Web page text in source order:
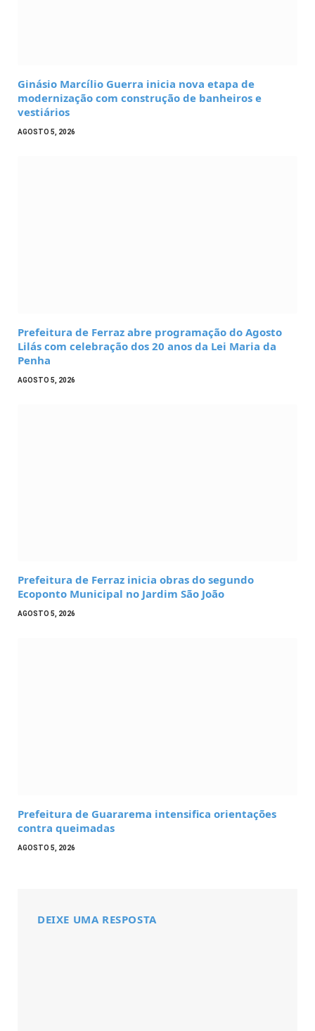
Ginásio Marcílio Guerra inicia nova etapa de
modernização com construção de banheiros e
vestiários
AGOSTO 5, 2026
Prefeitura de Ferraz abre programação do Agosto
Lilás com celebração dos 20 anos da Lei Maria da
Penha
AGOSTO 5, 2026
Prefeitura de Ferraz inicia obras do segundo
Ecoponto Municipal no Jardim São João
AGOSTO 5, 2026
Prefeitura de Guararema intensifica orientações
contra queimadas
AGOSTO 5, 2026
DEIXE UMA RESPOSTA